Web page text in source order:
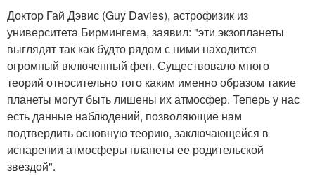
Доктор Гай Дэвис (Guy Davies), астрофизик из
университета Бирмингема, заявил: "эти экзопланеты
выглядят так как будто рядом с ними находится
огромный включенный фен. Существовало много
теорий относительно того каким именно образом такие
планеты могут быть лишены их атмосфер. Теперь у нас
есть данные наблюдений, позволяющие нам
подтвердить основную теорию, заключающейся в
испарении атмосферы планеты ее родительской
звездой".